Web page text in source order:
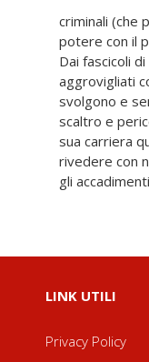
gli
LINK UTILI
Privacy Policy